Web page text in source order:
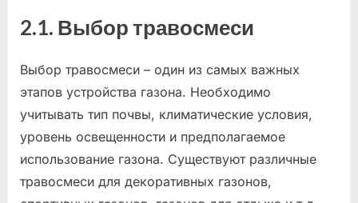
2.1. Выбор травосмеси
Выбор травосмеси – один из самых важных
этапов устройства газона. Необходимо
учитывать тип почвы, климатические условия,
уровень освещенности и предполагаемое
использование газона. Существуют различные
травосмеси для декоративных газонов,